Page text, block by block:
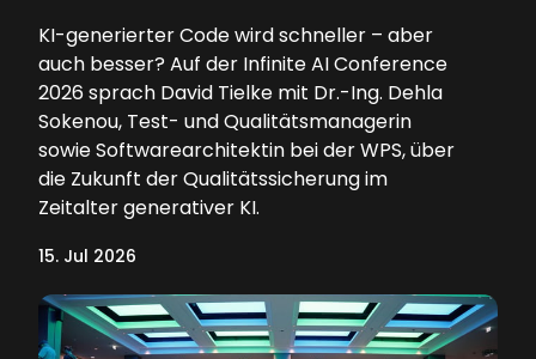
KI-generierter Code wird schneller – aber
auch besser? Auf der Infinite AI Conference
2026 sprach David Tielke mit Dr.-Ing. Dehla
Sokenou, Test- und Qualitätsmanagerin
sowie Softwarearchitektin bei der WPS, über
die Zukunft der Qualitätssicherung im
Zeitalter generativer KI.
15. Jul 2026